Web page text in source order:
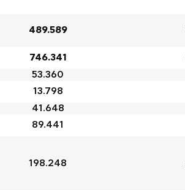
489.589
746.341
53.360
13.798
41.648
89.441
198.248